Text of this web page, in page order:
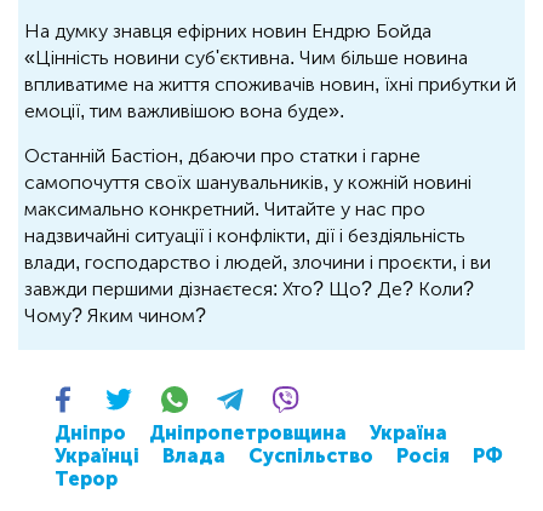
На думку знавця ефірних новин Ендрю Бойда
«Цінність новини суб'єктивна. Чим більше новина
впливатиме на життя споживачів новин, їхні прибутки й
емоції, тим важливішою вона буде».
Останній Бастіон, дбаючи про статки і гарне
самопочуття своїх шанувальників, у кожній новині
максимально конкретний. Читайте у нас про
надзвичайні ситуації і конфлікти, дії і бездіяльність
влади, господарство і людей, злочини і проєкти, і ви
завжди першими дізнаєтеся: Хто? Що? Де? Коли?
Чому? Яким чином?
Дніпро Дніпропетровщина
Україна
Українці
Влада Суспільство Росія
РФ
Терор